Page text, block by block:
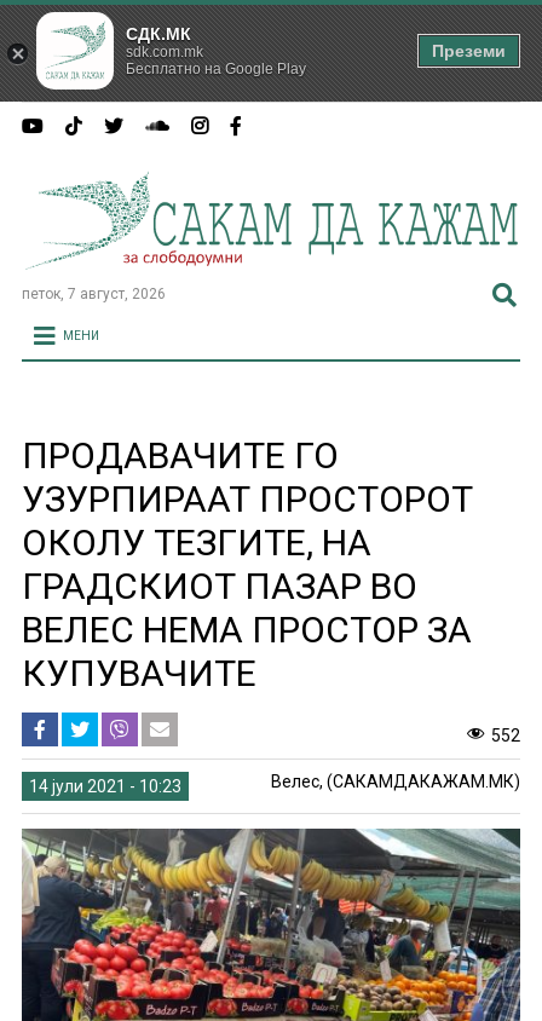
петок, 7 август, 2026
МЕНИ
ПРОДАВАЧИТЕ ГО
УЗУРПИРААТ ПРОСТОРОТ
ОКОЛУ ТЕЗГИТЕ, НА
ГРАДСКИОТ ПАЗАР ВО
ВЕЛЕС НЕМА ПРОСТОР ЗА
КУПУВАЧИТЕ
552
14 јули 2021 - 10:23 Велес, (САКАМДАКАЖАМ.МК)
СДК.МК
sdk.com.mk
Бесплатно на Google Play
Преземи